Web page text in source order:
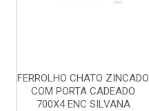
FERROLHO CHATO ZINCADO
COM PORTA CADEADO
700X4 ENC SILVANA